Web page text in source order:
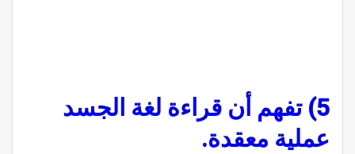
5) تفهم أن قراءة لغة الجسد
عملية معقدة.